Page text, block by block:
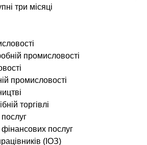
три місяці
промисловості
промисловості
торгівлі
послуг
фінансових послуг
(ІОЗ)